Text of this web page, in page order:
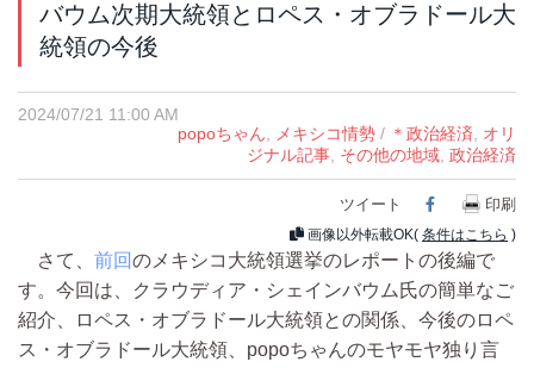
バウム次期大統領とロペス・オブラドール大
統領の今後
2024/07/21 11:00 AM
popoちゃん, メキシコ情勢 / ＊政治経済, オリ
ジナル記事, その他の地域, 政治経済
ツイート Facebook
印刷
画像以外転載OK( 条件はこちら )
さて、 前回のメキシコ大統領選挙のレポートの後編で
す。今回は、クラウディア・シェインバウム氏の簡単なご
紹介、ロペス・オブラドール大統領との関係、今後のロペ
ス・オブラドール大統領、popoちゃんのモヤモヤ独り言